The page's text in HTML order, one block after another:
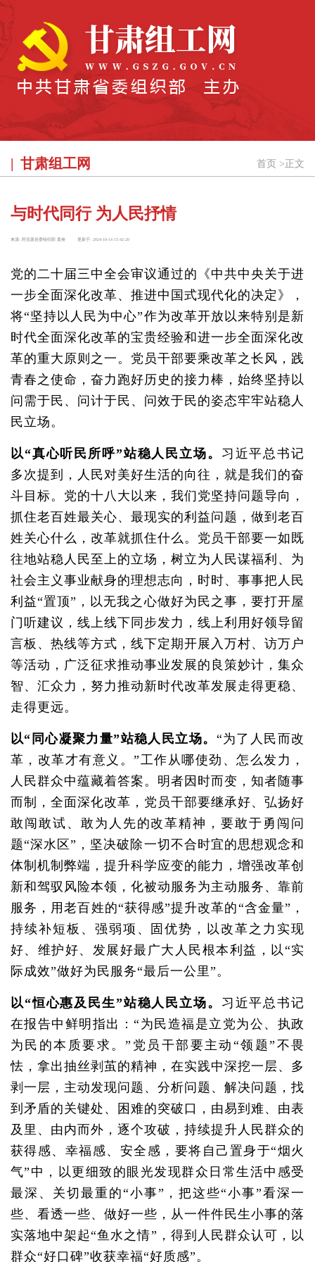
甘肃组工网 首页 > 正文
与时代同行 为人民抒情
来源: 阿克塞县委组织部 黄睿 更新于: 2024-10-14 15:42:20
党的二十届三中全会审议通过的《中共中央关于进
一步全面深化改革、推进中国式现代化的决定》，
将“坚持以人民为中心”作为改革开放以来特别是新
时代全面深化改革的宝贵经验和进一步全面深化改
革的重大原则之一。党员干部要乘改革之长风，践
青春之使命，奋力跑好历史的接力棒，始终坚持以
问需于民、问计于民、问效于民的姿态牢牢站稳人
民立场。
以“真心听民所呼”站稳人民立场。 习近平总书记
多次提到，人民对美好生活的向往，就是我们的奋
斗目标。党的十八大以来，我们党坚持问题导向，
抓住老百姓最关心、最现实的利益问题，做到老百
姓关心什么，改革就抓住什么。党员干部要一如既
往地站稳人民至上的立场，树立为人民谋福利、为
社会主义事业献身的理想志向，时时、事事把人民
利益“置顶”，以无我之心做好为民之事，要打开屋
门听建议，线上线下同步发力，线上利用好领导留
言板、热线等方式，线下定期开展入万村、访万户
等活动，广泛征求推动事业发展的良策妙计，集众
智、汇众力，努力推动新时代改革发展走得更稳、
走得更远。
以“同心凝聚力量”站稳人民立场。 “为了人民而改
革，改革才有意义。”工作从哪使劲、怎么发力，
人民群众中蕴藏着答案。明者因时而变，知者随事
而制，全面深化改革，党员干部要继承好、弘扬好
敢闯敢试、敢为人先的改革精神，要敢于勇闯问
题“深水区”，坚决破除一切不合时宜的思想观念和
体制机制弊端，提升科学应变的能力，增强改革创
新和驾驭风险本领，化被动服务为主动服务、靠前
服务，用老百姓的“获得感”提升改革的“含金量”，
持续补短板、强弱项、固优势，以改革之力实现
好、维护好、发展好最广大人民根本利益，以“实
际成效”做好为民服务“最后一公里”。
以“恒心惠及民生”站稳人民立场。 习近平总书记
在报告中鲜明指出：“为民造福是立党为公、执政
为民的本质要求。”党员干部要主动“领题”不畏
怯，拿出抽丝剥茧的精神，在实践中深挖一层、多
剥一层，主动发现问题、分析问题、解决问题，找
到矛盾的关键处、困难的突破口，由易到难、由表
及里、由内而外，逐个攻破，持续提升人民群众的
获得感、幸福感、安全感，要将自己置身于“烟火
气”中，以更细致的眼光发现群众日常生活中感受
最深、关切最重的“小事”，把这些“小事”看深一
些、看透一些、做好一些，从一件件民生小事的落
实落地中架起“鱼水之情”，得到人民群众认可，以
群众“好口碑”收获幸福“好质感”。